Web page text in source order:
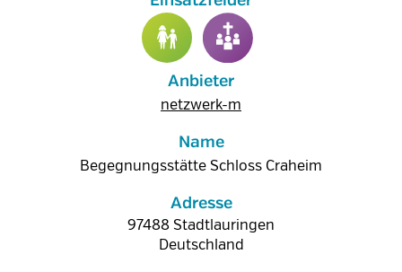
Anbieter
netzwerk-m
Name
Begegnungsstätte Schloss Craheim
Adresse
97488 Stadtlauringen
Deutschland